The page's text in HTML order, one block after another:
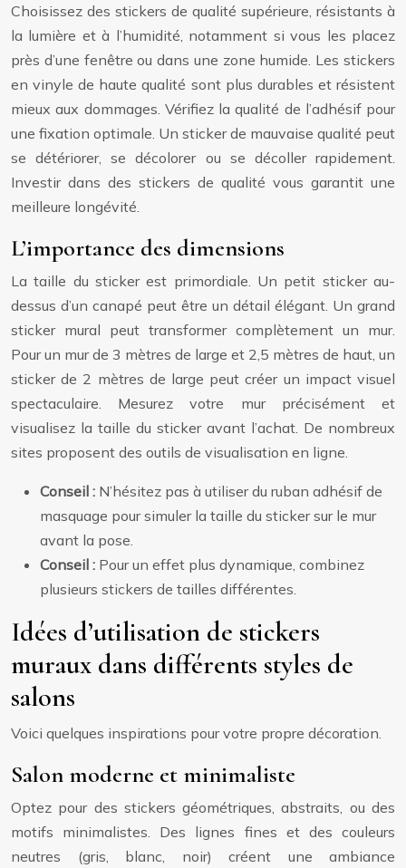
Choisissez des stickers de qualité supérieure, résistants à
la lumière et à l’humidité, notamment si vous les placez
près d’une fenêtre ou dans une zone humide. Les stickers
en vinyle de haute qualité sont plus durables et résistent
mieux aux dommages. Vérifiez la qualité de l’adhésif pour
une fixation optimale. Un sticker de mauvaise qualité peut
se détériorer, se décolorer ou se décoller rapidement.
Investir dans des stickers de qualité vous garantit une
meilleure longévité.
L’importance des dimensions
La taille du sticker est primordiale. Un petit sticker au-
dessus d’un canapé peut être un détail élégant. Un grand
sticker mural peut transformer complètement un mur.
Pour un mur de 3 mètres de large et 2,5 mètres de haut, un
sticker de 2 mètres de large peut créer un impact visuel
spectaculaire. Mesurez votre mur précisément et
visualisez la taille du sticker avant l’achat. De nombreux
sites proposent des outils de visualisation en ligne.
Conseil : N’hésitez pas à utiliser du ruban adhésif de
masquage pour simuler la taille du sticker sur le mur
avant la pose.
Conseil : Pour un effet plus dynamique, combinez
plusieurs stickers de tailles différentes.
Idées d’utilisation de stickers
muraux dans différents styles de
salons
Voici quelques inspirations pour votre propre décoration.
Salon moderne et minimaliste
Optez pour des stickers géométriques, abstraits, ou des
motifs minimalistes. Des lignes fines et des couleurs
neutres (gris, blanc, noir) créent une ambiance